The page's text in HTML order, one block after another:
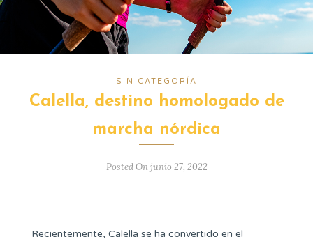
SIN CATEGORÍA
Calella, destino homologado de
marcha nórdica
Posted On junio 27, 2022
Recientemente, Calella se ha convertido en el